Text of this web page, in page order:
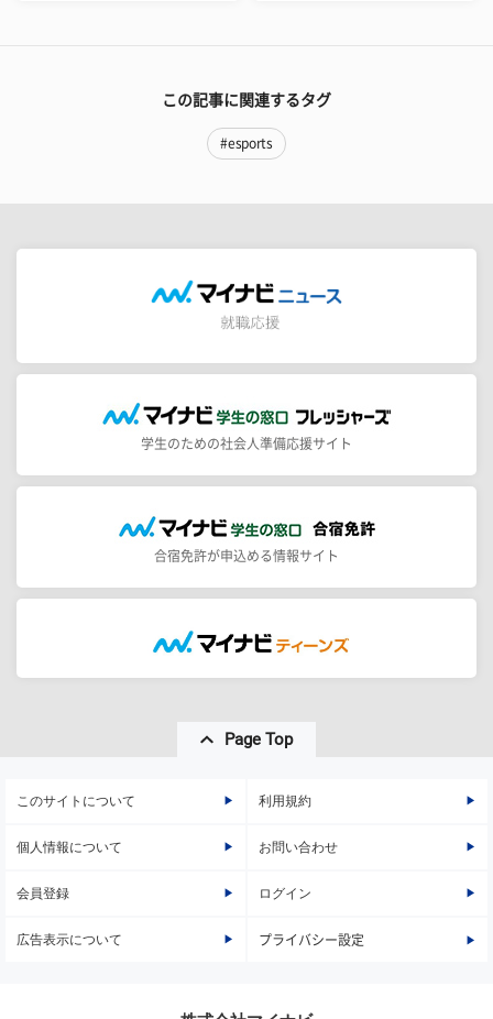
この記事に関連するタグ
#esports
学生のための社会人準備応援サイト
合宿免許が申込める情報サイト
Page Top
このサイトについて 利用規約
個人情報について お問い合わせ
会員登録 ログイン
広告表示について プライバシー設定